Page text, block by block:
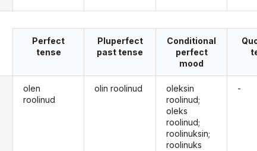
Perfect
tense
olen
roolinud
Pluperfect
past tense
olin roolinud
Conditional
perfect
mood
oleksin
roolinud;
oleks
roolinud;
roolinuksin;
roolinuks
-